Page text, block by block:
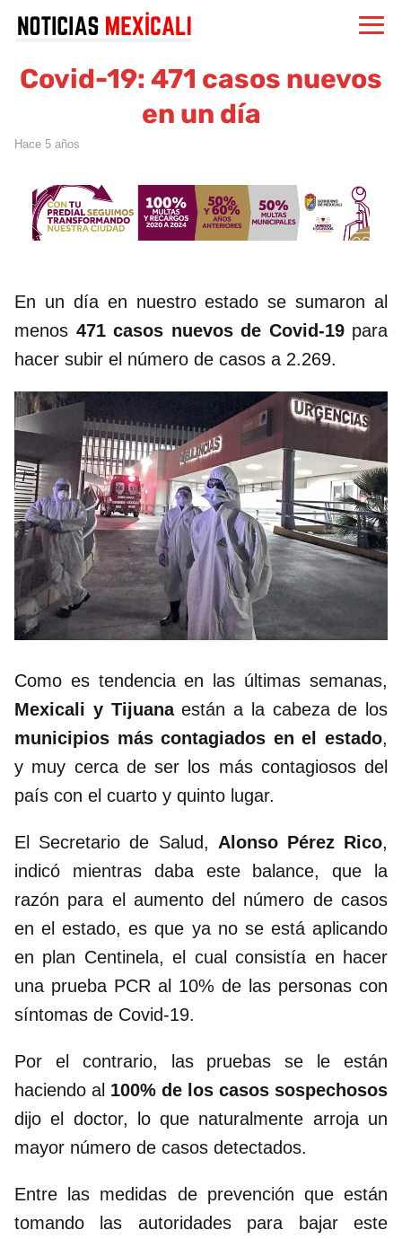
Covid-19: 471 casos nuevos
en un día
hace 5 años
En un día en nuestro estado se sumaron al
menos 471 casos nuevos de Covid-19para
hacer subir el número de casos a 2.269.
Como es tendencia en las últimas semanas,
Mexicali y Tijuanaestán a la cabeza de los
municipios más contagiados en el estado,
y muy cerca de ser los más contagiosos del
país con el cuarto y quinto lugar.
El Secretario de Salud, Alonso Pérez Rico,
indicó mientras daba este balance, que la
razón para el aumento del número de casos
en el estado, es que ya no se está aplicando
en plan Centinela, el cual consistía en hacer
una prueba PCR al 10% de las personas con
síntomas de Covid-19.
Por el contrario, las pruebas se le están
haciendo al 100% de los casos sospechosos
dijo el doctor, lo que naturalmente arroja un
mayor número de casos detectados.
Entre las medidas de prevención que están
tomando las autoridades para bajar este